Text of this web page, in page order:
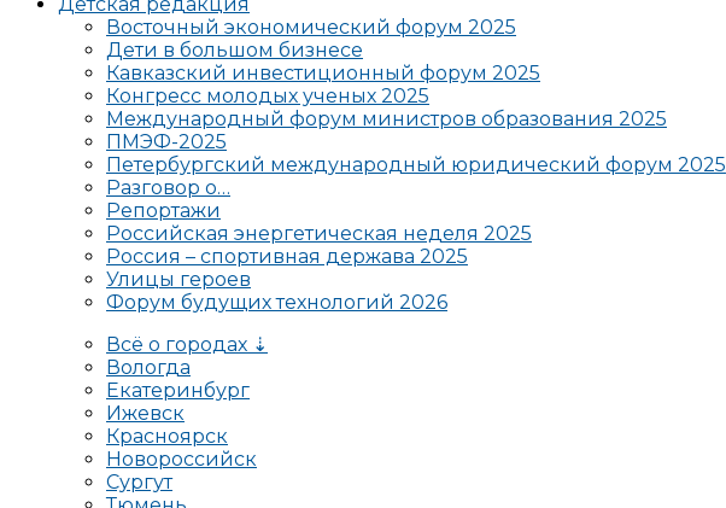
Восточный экономический форум 2025
Дети в большом бизнесе
Кавказский инвестиционный форум 2025
Конгресс молодых ученых 2025
Международный форум министров образования 2025
ПМЭФ-2025
Петербургский международный юридический форум 2025
Разговор о…
Репортажи
Российская энергетическая неделя 2025
Россия – спортивная держава 2025
Улицы героев
Форум будущих технологий 2026
Всё о городах ⇣
Вологда
Екатеринбург
Ижевск
Красноярск
Новороссийск
Сургут